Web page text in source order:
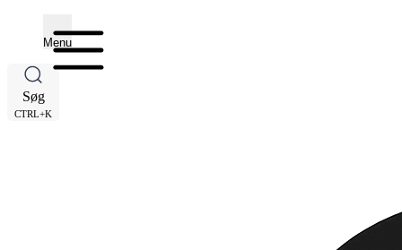
Menu
Søg
CTRL+K